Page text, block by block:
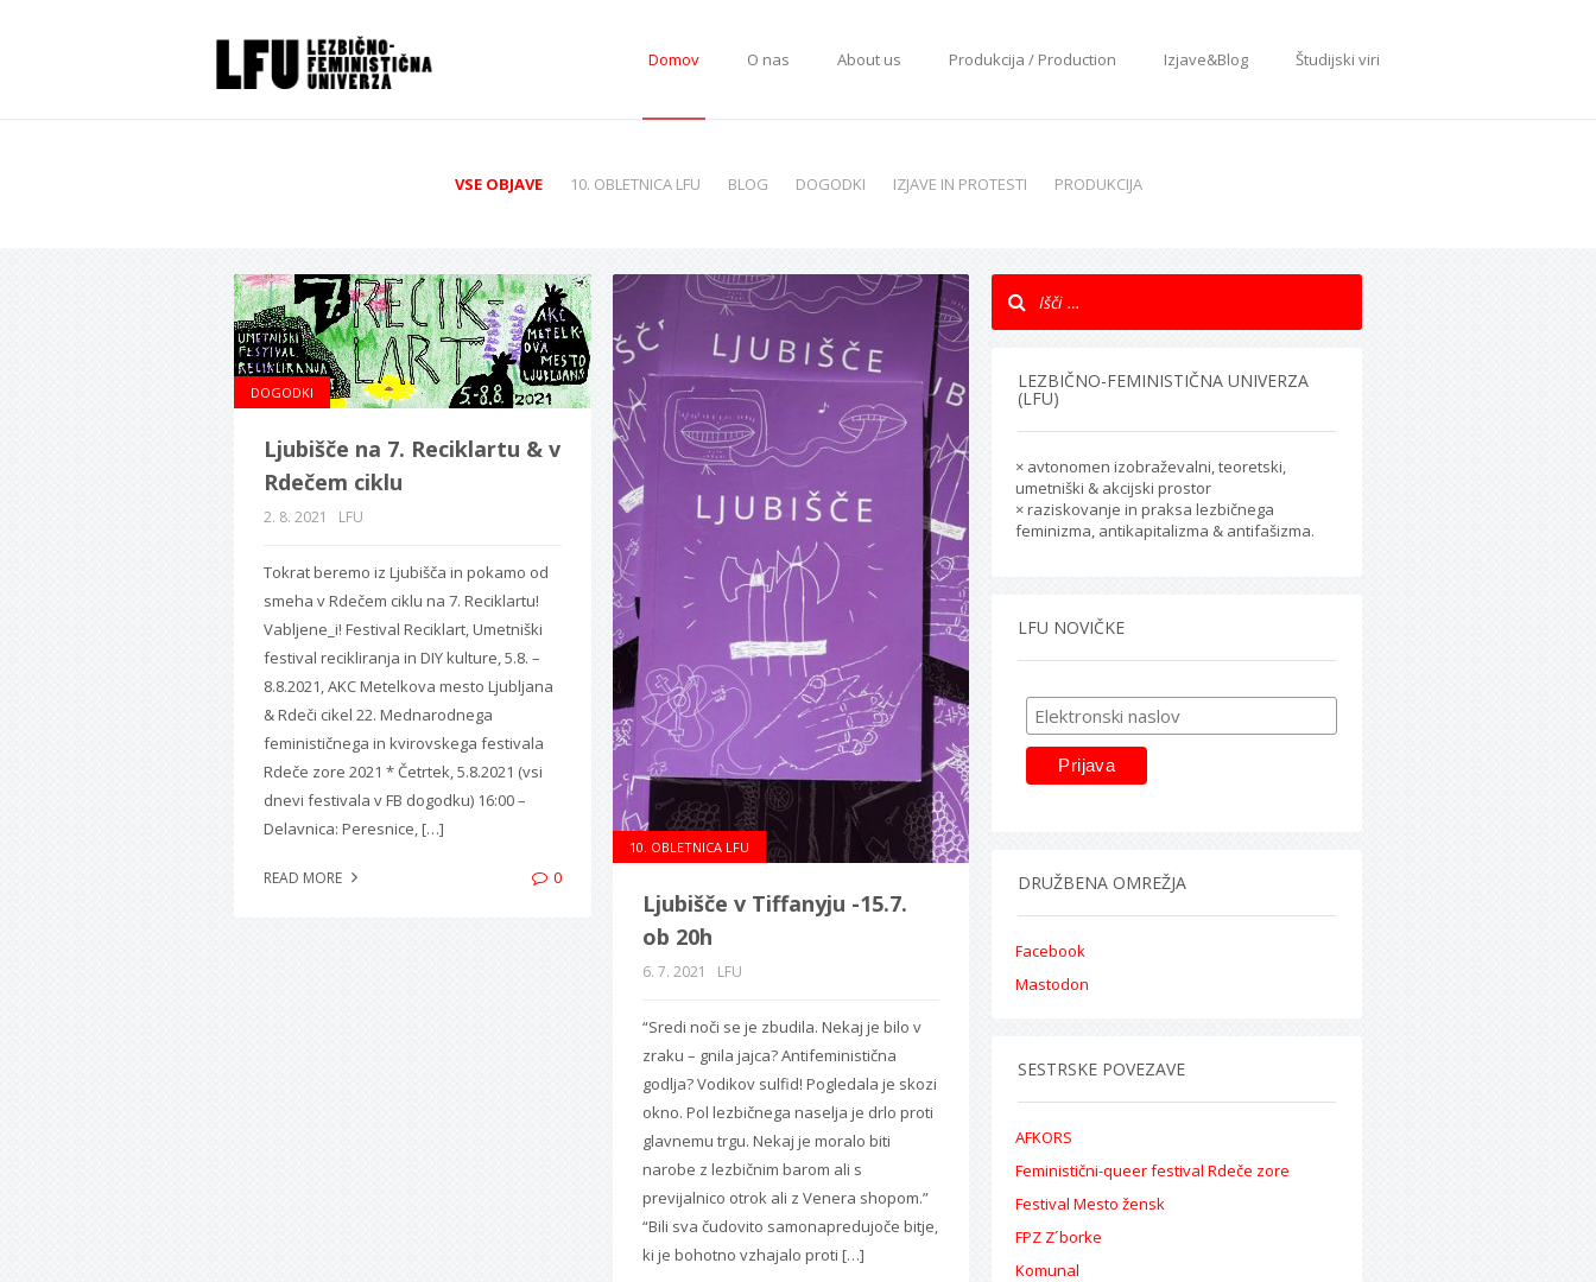
Domov O nas About us Produkcija / Production Izjave&Blog Študijski viri
VSE OBJAVE 10. OBLETNICA LFU BLOG DOGODKI IZJAVE IN PROTESTI PRODUKCIJA
DOGODKI
Ljubišče na 7. Reciklartu & v
Rdečem ciklu
2. 8. 2021 LFU
Tokrat beremo iz Ljubišča in pokamo od
smeha v Rdečem ciklu na 7. Reciklartu!
Vabljene_i! Festival Reciklart, Umetniški
festival recikliranja in DIY kulture, 5.8. –
8.8.2021, AKC Metelkova mesto Ljubljana
& Rdeči cikel 22. Mednarodnega
feminističnega in kvirovskega festivala
Rdeče zore 2021 * Četrtek, 5.8.2021 (vsi
dnevi festivala v FB dogodku) 16:00 –
Delavnica: Peresnice, […]
READ MORE 0
10. OBLETNICA LFU
Ljubišče v Tiffanyju -15.7.
ob 20h
6. 7. 2021 LFU
“Sredi noči se je zbudila. Nekaj je bilo v
zraku – gnila jajca? Antifeministična
godlja? Vodikov sulfid! Pogledala je skozi
okno. Pol lezbičnega naselja je drlo proti
glavnemu trgu. Nekaj je moralo biti
narobe z lezbičnim barom ali s
previjalnico otrok ali z Venera shopom.”
“Bili sva čudovito samonapredujoče bitje,
ki je bohotno vzhajalo proti […]
LEZBIČNO-FEMINISTIČNA UNIVERZA
(LFU)
× avtonomen izobraževalni, teoretski,
umetniški & akcijski prostor
× raziskovanje in praksa lezbičnega
feminizma, antikapitalizma & antifašizma.
LFU NOVIČKE
DRUŽBENA OMREŽJA
Facebook
Mastodon
SESTRSKE POVEZAVE
AFKORS
Feministični-queer festival Rdeče zore
Festival Mesto žensk
FPZ Z´borke
Komunal